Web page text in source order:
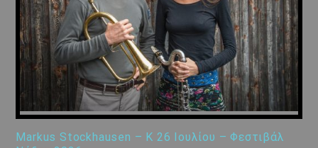
Markus Stockhausen – K 26 Ιουλίου – Φεστιβάλ